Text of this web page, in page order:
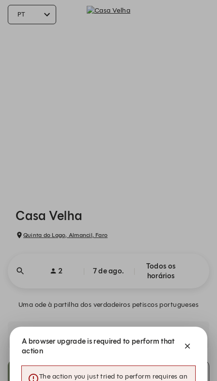
Casa Velha
Quinta do Lago, Almancil, Faro
2 7 de ago.
Todos os
horários
Uma ode à partilha dos verdadeiros petiscos portugueses
criações únicas.
9:30 PM Alerte-me
A browser upgrade is required to perform that
action
The action you just tried to perform requires an